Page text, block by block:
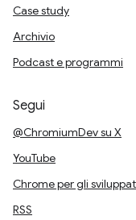
Case study
Archivio
Podcast e programmi
Segui
@ChromiumDev su X
YouTube
Chrome per gli
RSS